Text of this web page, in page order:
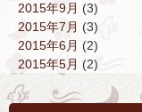
2015年9月 (3)
2015年7月 (3)
2015年6月 (2)
2015年5月 (2)